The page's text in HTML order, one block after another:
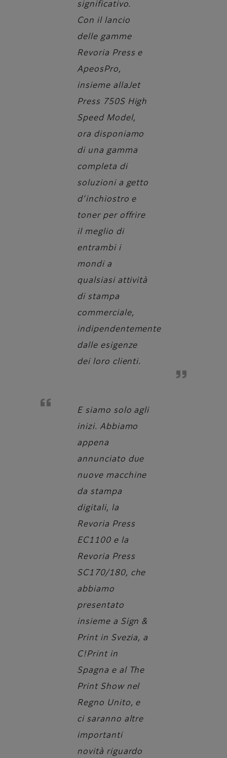
significativo.
Con il lancio
delle gamme
Revoria Press e
ApeosPro,
insieme allaJet
Press 750S High
Speed Model,
ora disponiamo
di una gamma
completa di
soluzioni a getto
d’inchiostro e
toner per offrire
il meglio di
entrambi i
mondi a
qualsiasi attività
di stampa
commerciale,
indipendentemente
dalle esigenze
dei loro clienti.
E siamo solo agli
inizi. Abbiamo
appena
annunciato due
nuove macchine
da stampa
digitali, la
Revoria Press
EC1100 e la
Revoria Press
SC170/180, che
abbiamo
presentato
insieme a Sign &
Print in Svezia, a
C!Print in
Spagna e al The
Print Show nel
Regno Unito, e
ci saranno altre
importanti
novità riguardo